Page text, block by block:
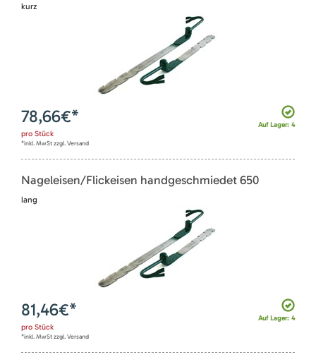
kurz
Auf Lager: 4
78,66€*
pro Stück
*inkl. MwSt zzgl. Versand
Nageleisen/Flickeisen handgeschmiedet 650
lang
Auf Lager: 4
81,46€*
pro Stück
*inkl. MwSt zzgl. Versand